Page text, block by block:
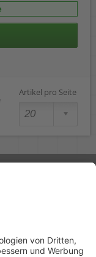
Artikel pro Seite